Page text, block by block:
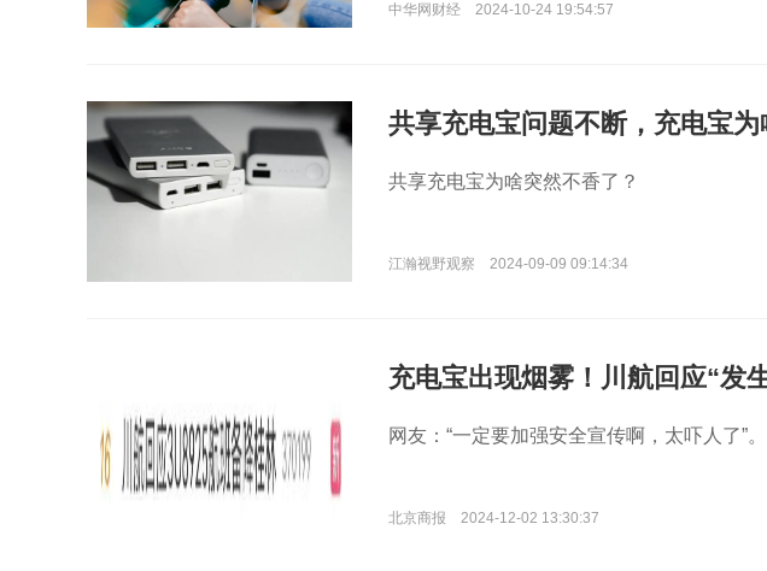
中华网财经 2024-10-24 19:54:57
共享充电宝问题不断，充电宝为
共享充电宝为啥突然不香了？
江瀚视野观察 2024-09-09 09:14:34
充电宝出现烟雾！川航回应“发
全上飞机？
网友：“一定要加强安全宣传啊，太吓人了”。
北京商报 2024-12-02 13:30:37